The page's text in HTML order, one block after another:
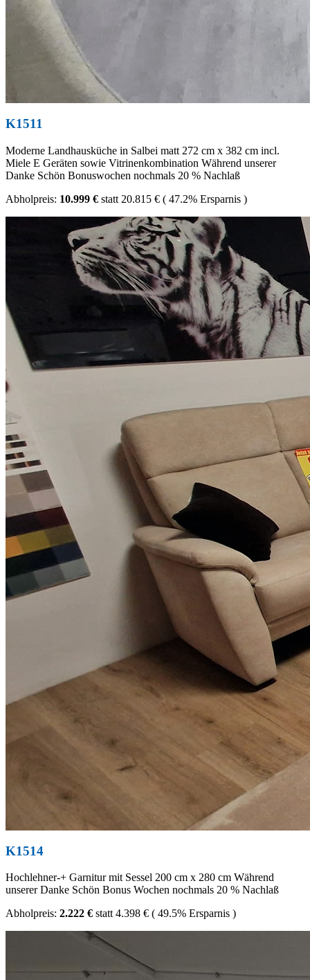
K1511
Moderne Landhausküche in Salbei matt 272 cm x 382 cm incl.
Miele E Geräten sowie Vitrinenkombination Während unserer
Danke Schön Bonuswochen nochmals 20 % Nachlaß
Abholpreis: 10.999 € statt 20.815 € ( 47.2% Ersparnis )
K1514
Hochlehner-+ Garnitur mit Sessel 200 cm x 280 cm Während
unserer Danke Schön Bonus Wochen nochmals 20 % Nachlaß
Abholpreis: 2.222 € statt 4.398 € ( 49.5% Ersparnis )